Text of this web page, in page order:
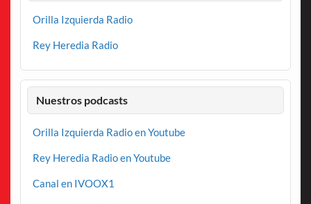
Orilla Izquierda Radio
Rey Heredia Radio
Nuestros podcasts
Orilla Izquierda Radio en Youtube
Rey Heredia Radio en Youtube
Canal en IVOOX1